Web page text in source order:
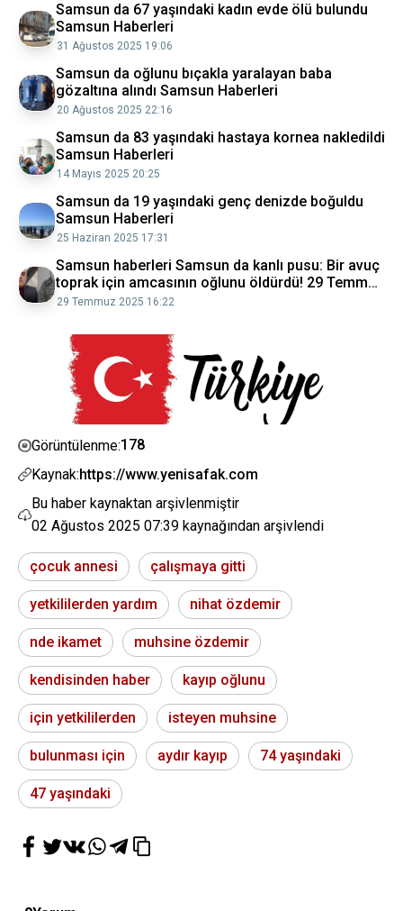
Samsun da 67 yaşındaki kadın evde ölü bulundu
Samsun Haberleri
31 Ağustos 2025 19:06
Samsun da oğlunu bıçakla yaralayan baba
gözaltına alındı Samsun Haberleri
20 Ağustos 2025 22:16
Samsun da 83 yaşındaki hastaya kornea nakledildi
Samsun Haberleri
14 Mayıs 2025 20:25
Samsun da 19 yaşındaki genç denizde boğuldu
Samsun Haberleri
25 Haziran 2025 17:31
Samsun haberleri Samsun da kanlı pusu: Bir avuç
toprak için amcasının oğlunu öldürdü! 29 Temmuz
2025
29 Temmuz 2025 16:22
Görüntülenme:178
Kaynak:https://www.yenisafak.com
Bu haber kaynaktan arşivlenmiştir
02 Ağustos 2025 07:39 kaynağından arşivlendi
çocuk annesi çalışmaya gitti
yetkililerden yardım nihat özdemir
nde ikamet muhsine özdemir
kendisinden haber kayıp oğlunu
için yetkililerden isteyen muhsine
bulunması için aydır kayıp 74 yaşındaki
47 yaşındaki